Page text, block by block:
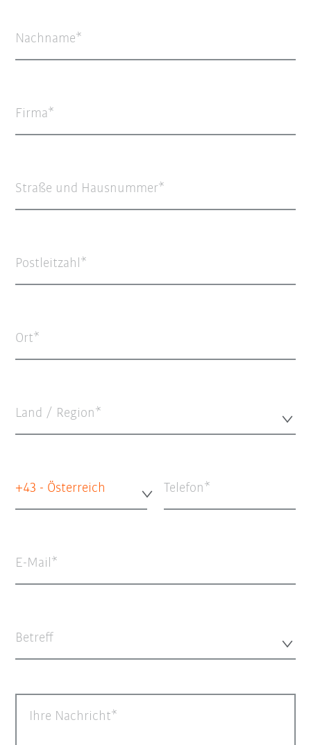
Nachname
Firma
Straße und Hausnummer
Postleitzahl
Ort
Land / Region*
+43 - Österreich Telefon
E-Mail
Betreff
Ihre Nachricht